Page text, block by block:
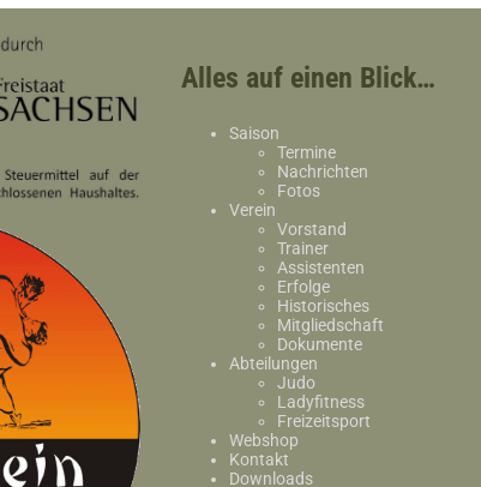
Alles auf einen Blick…
Saison
Termine
Nachrichten
Fotos
Verein
Vorstand
Trainer
Assistenten
Erfolge
Historisches
Mitgliedschaft
Dokumente
Abteilungen
Judo
Ladyfitness
Freizeitsport
Webshop
Kontakt
Downloads